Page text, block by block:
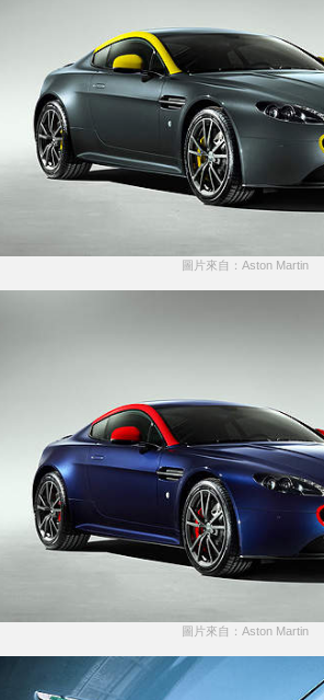
圖片來自：Aston Martin
圖片來自：Aston Martin